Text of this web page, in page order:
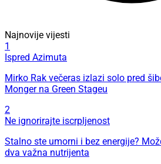
Najnovije vijesti
1
Ispred Azimuta
Mirko Rak večeras izlazi solo pred
Monger na Green Stageu
2
Ne ignorirajte iscrpljenost
Stalno ste umorni i bez energije?
dva važna nutrijenta